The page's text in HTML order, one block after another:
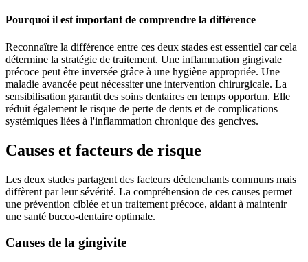
Pourquoi il est important de comprendre la différence
Reconnaître la différence entre ces deux stades est essentiel car cela
détermine la stratégie de traitement. Une inflammation gingivale
précoce peut être inversée grâce à une hygiène appropriée. Une
maladie avancée peut nécessiter une intervention chirurgicale. La
sensibilisation garantit des soins dentaires en temps opportun. Elle
réduit également le risque de perte de dents et de complications
systémiques liées à l'inflammation chronique des gencives.
Causes et facteurs de risque
Les deux stades partagent des facteurs déclenchants communs mais
diffèrent par leur sévérité. La compréhension de ces causes permet
une prévention ciblée et un traitement précoce, aidant à maintenir
une santé bucco-dentaire optimale.
Causes de la gingivite